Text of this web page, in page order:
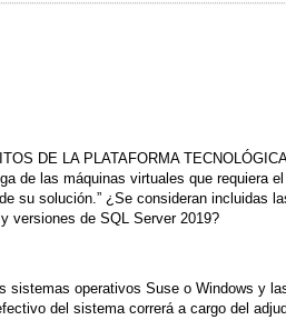
DE LA PLATAFORMA
de las máquinas virtuales que requiera
su solución.” ¿Se consideran incluidas
versiones de SQL Server 2019?
operativos Suse o Windows y
del sistema correrá a cargo del